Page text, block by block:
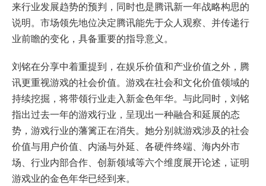
来行业发展趋势的预判，同时也是腾讯新一年战略构思的
说明。市场领先地位决定腾讯能先于众人观察、并传递行
业前瞻的变化，具备重要的指导意义。
刘铭在分享中着重提到，在娱乐价值和产业价值之外，腾
讯更重视游戏的社会价值。游戏在社会和文化价值领域的
持续挖掘，将带领行业走入新金色年华。与此同时，刘铭
指出过去一年的游戏行业，呈现出一种融合和延展的态
势，游戏行业的藩篱正在消失。她分别就游戏涉及的社会
价值与用户价值、内涵与外延、各硬件终端、海内外市
场、行业内部合作、创新领域等六个维度展开论述，证明
游戏业的金色年华已经到来。